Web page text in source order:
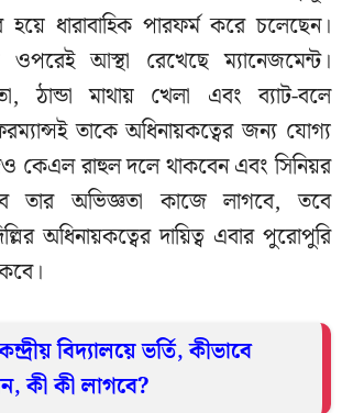
ধারাবাহিক পারফর্ম করে চলেছেন।
আস্থা রেখেছে ম্যানেজমেন্ট।
ঠান্ডা মাথায় খেলা এবং ব্যাট-বলে
তাকে অধিনায়কত্বের জন্য যোগ্য
কেএল রাহুল দলে থাকবেন এবং সিনিয়র
তার অভিজ্ঞতা কাজে লাগবে, তবে
অধিনায়কত্বের দায়িত্ব এবার পুরোপুরি
বিদ্যালয়ে ভর্তি, কীভাবে
কী কী লাগবে?